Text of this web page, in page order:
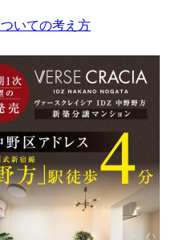
いての考え方